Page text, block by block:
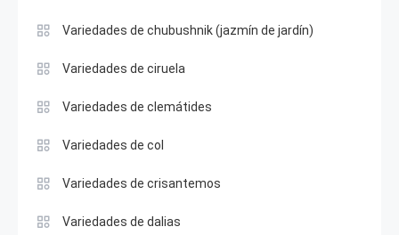
Variedades de chubushnik (jazmín de jardín)
Variedades de ciruela
Variedades de clemátides
Variedades de col
Variedades de crisantemos
Variedades de dalias